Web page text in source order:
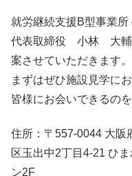
就労継続支援B型事業
代表取締役 小林 大輔
案させていただきます。
まずはぜひ施設見学に
皆様にお会いできるの
住所：〒557-0044 大阪
区玉出中2丁目4-21 ひ
ン2F